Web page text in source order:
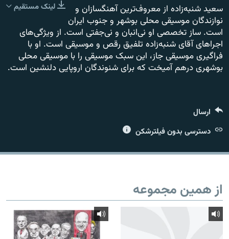
زبان‌های دیگر
لینک مستقیم
سعید شنبه‌زاده از معروف‌ترین آهنگسازان و
نوازندگان موسیقی محلی بوشهر و جنوب ایران
است. ساز تخصصی او نی‌انبان و نی‌جفتی است. از ویژگی‌های
اجراهای آقای شنبه‌زاده تلفیق رقص و موسیقی است. او با
فراگیری موسیقی جاز، این سبک موسیقی را با موسیقی محلی
بوشهری درهم آمیخت که برای شنوندگان اروپایی دلنشین است.
ارسال
دسترسی بدون فیلترشکن
از همین مجموعه